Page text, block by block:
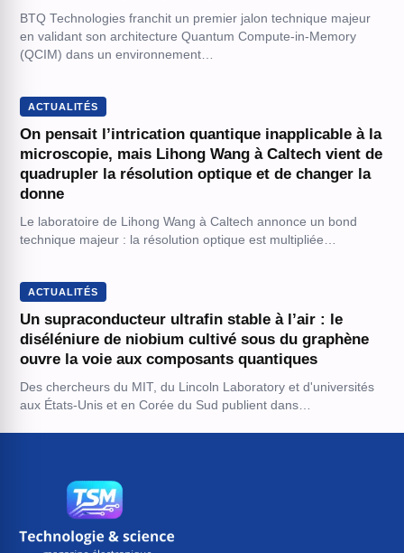
BTQ Technologies franchit un premier jalon technique majeur
en validant son architecture Quantum Compute-in-Memory
(QCIM) dans un environnement…
ACTUALITÉS
On pensait l’intrication quantique inapplicable à la
microscopie, mais Lihong Wang à Caltech vient de
quadrupler la résolution optique et de changer la
donne
Le laboratoire de Lihong Wang à Caltech annonce un bond
technique majeur : la résolution optique est multipliée…
ACTUALITÉS
Un supraconducteur ultrafin stable à l’air : le
diséléniure de niobium cultivé sous du graphène
ouvre la voie aux composants quantiques
Des chercheurs du MIT, du Lincoln Laboratory et d'universités
aux États-Unis et en Corée du Sud publient dans…